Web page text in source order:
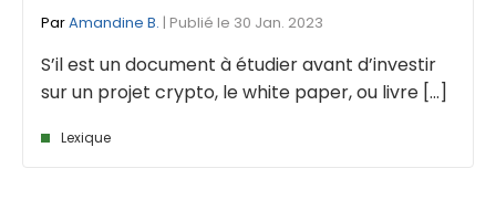
ParAmandine B. | Publié le 30 Jan. 2023
S’il est un document à étudier avant d’investir
sur un projet crypto, le white paper, ou livre [...]
Lexique